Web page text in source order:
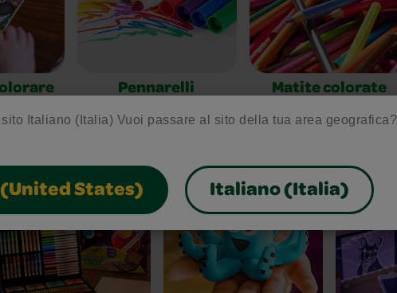
Italiano (Italia) Vuoi passare al sito della tua area geografica?
States) Italiano (Italia)
Pennarelli Matite colorate